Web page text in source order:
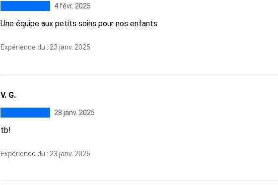
4 févr. 2025
Une équipe aux petits soins pour nos enfants
Expérience du : 23 janv. 2025
V. G.
28 janv. 2025
tb!
Expérience du : 23 janv. 2025